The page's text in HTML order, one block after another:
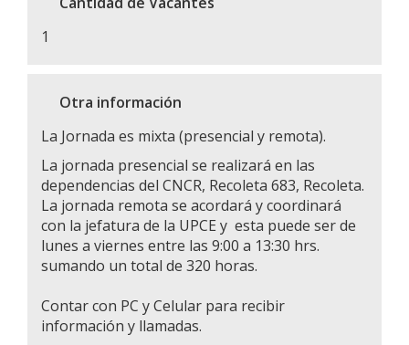
1
Otra información
La Jornada es mixta (presencial y remota).
La jornada presencial se realizará en las
dependencias del CNCR, Recoleta 683, Recoleta.
La jornada remota se acordará y coordinará
con la jefatura de la UPCE y esta puede ser de
lunes a viernes entre las 9:00 a 13:30 hrs.
sumando un total de 320 horas.
Contar con PC y Celular para recibir
información y llamadas.